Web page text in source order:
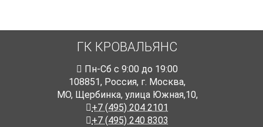
ГК КРОВАЛЬЯНС
Пн-Cб с 9:00 до 19:00
108851, Россия, г. Москва,
МО, Щербинка, улица Южная,10,
+7 (495) 204 2101
+7 (495) 240 8303